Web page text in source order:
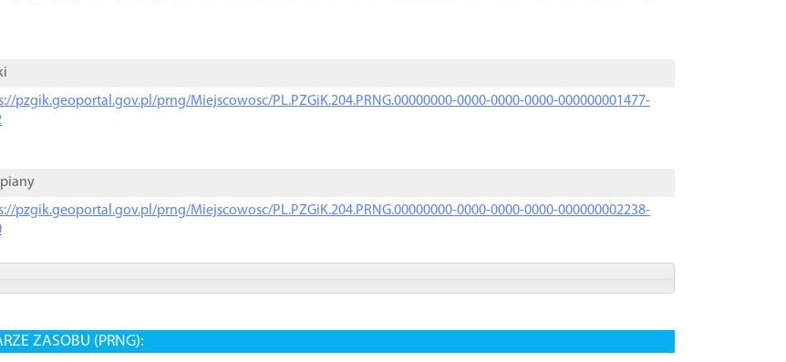
pzgik.geoportal.gov.pl/prng/Miejscowosc/PL.PZGiK.204.PRNG.00000000-0000-0000-0000-000000001477-
pzgik.geoportal.gov.pl/prng/Miejscowosc/PL.PZGiK.204.PRNG.00000000-0000-0000-0000-000000002238-
ZASOBU (PRNG):